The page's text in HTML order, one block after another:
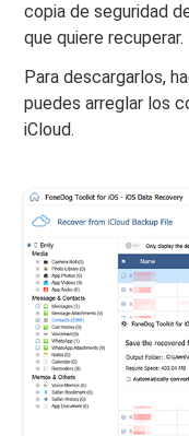
copia de seguridad
que quiere recuperar.
Para descargarlos,
puedes arreglar los
iCloud.